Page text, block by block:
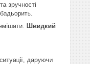
зручності
Швидкий
даруючи